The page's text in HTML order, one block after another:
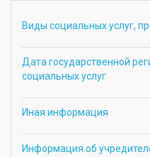
Виды социальных услуг,
Дата государственной
социальных услуг
Иная информация
Информация об